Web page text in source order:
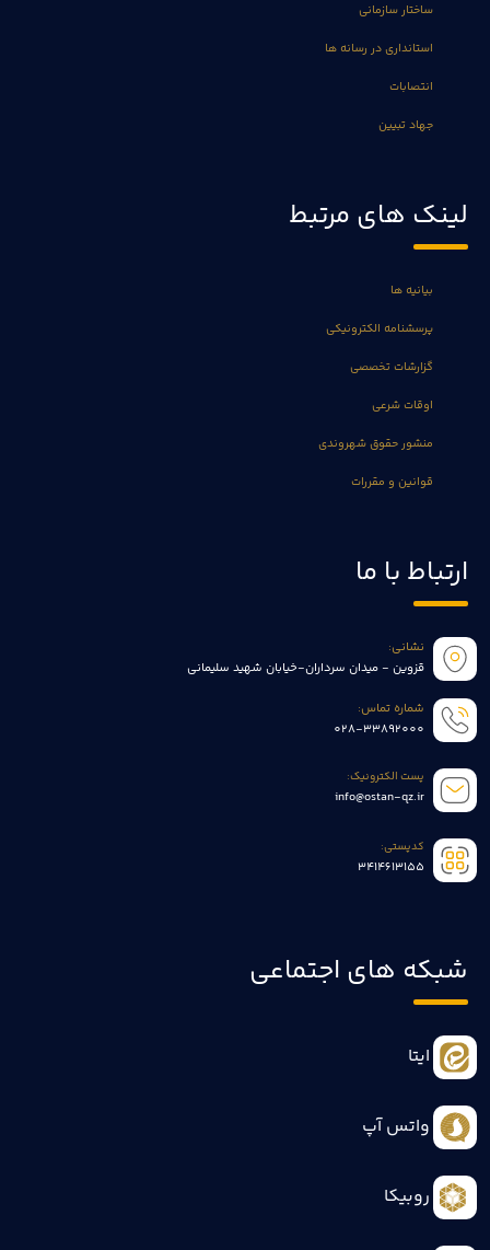
ساختار سازمانی
استانداری در رسانه ها
انتصابات
جهاد تبیین
لینک های مرتبط
بیانیه ها
پرسشنامه الکترونیکی
گزارشات تخصصی
اوقات شرعی
منشور حقوق شهروندی
قوانین و مقررات
ارتباط با ما
نشانی:
قزوین - میدان سرداران-خیابان شهید سلیمانی
شماره تماس:
028-33892000
پست الکترونیک:
info@ostan-qz.ir
کدپستی:
3414613155
شبکه های اجتماعی
ایتا
واتس آپ
روبیکا